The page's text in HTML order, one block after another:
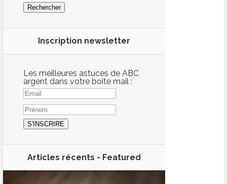
Inscription newsletter
Les meilleures astuces de ABC
argent dans votre boîte mail :
Articles récents - Featured